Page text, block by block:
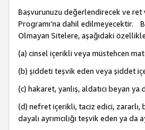
Başvurunuzu değerlendirecek ve ret
Programı’na dahil edilmeyecektir.
Olmayan Sitelere, aşağıdaki
(a) cinsel içerikli veya müstehcen
(b) şiddeti teşvik eden veya şiddet
(c) hakaret, yanlış, aldatıcı beyan
(d) nefret içerikli, taciz edici, zararlı,
dayalı ayrımcılığı teşvik eden ya da